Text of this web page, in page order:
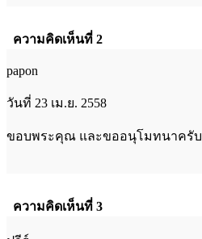
ความคิดเห็นที่ 2
papon
วันที่ 23 เม.ย. 2558
ขอบพระคุณ และขออนุโมทนาครับ
ความคิดเห็นที่ 3